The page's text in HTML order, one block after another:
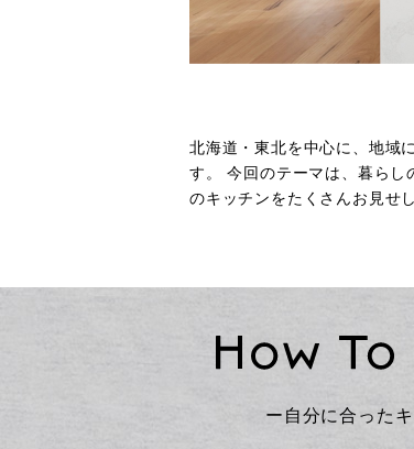
北海道・東北を中心に、地域
す。 今回のテーマは、暮ら
のキッチンをたくさんお見せ
ー自分に合った